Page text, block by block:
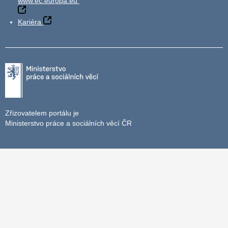
Kariéra
Zřizovatelem portálu je
Ministerstvo práce a sociálních věcí ČR